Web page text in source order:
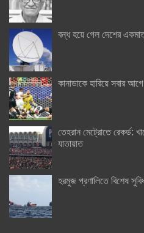
বন্ধ হয়ে গেল দেশের
কানাডাকে হারিয়ে সবার
তেহরান মেট্রোতে রেকর্ড:
যাতায়াত
হরমুজ প্রণালিতে বিশেষ